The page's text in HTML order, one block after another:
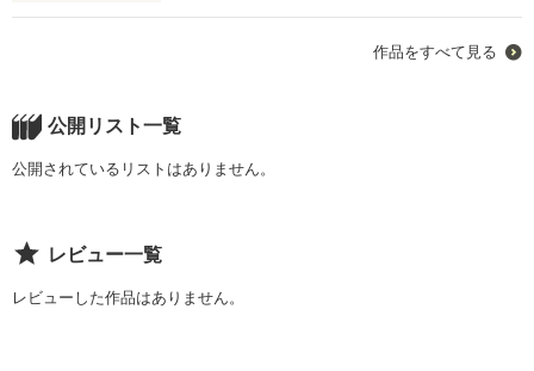
作品をすべて見る
公開リスト一覧
公開されているリストはありません。
レビュー一覧
レビューした作品はありません。